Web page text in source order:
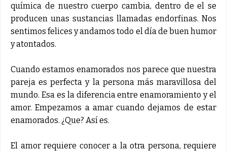
química de nuestro cuerpo cambia, dentro de el se
producen unas sustancias llamadas endorfinas. Nos
sentimos felices y andamos todo el día de buen humor
y atontados.
Cuando estamos enamorados nos parece que nuestra
pareja es perfecta y la persona más maravillosa del
mundo. Esa es la diferencia entre enamoramiento y el
amor. Empezamos a amar cuando dejamos de estar
enamorados. ¿Que? Así es.
El amor requiere conocer a la otra persona, requiere